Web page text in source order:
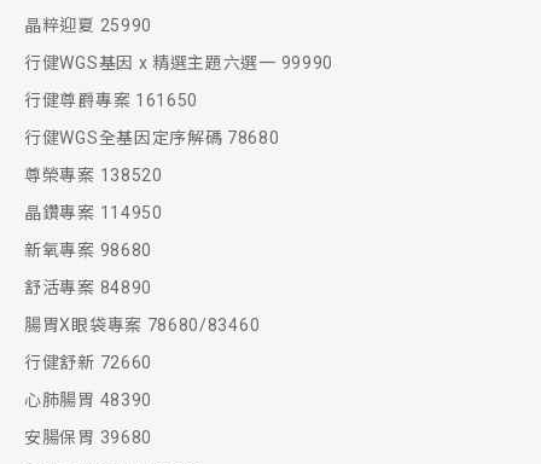
晶粹迎夏 25990
行健WGS基因 x 精選主題六選一 99990
行健尊爵專案 161650
行健WGS全基因定序解碼 78680
尊榮專案 138520
晶鑽專案 114950
新氧專案 98680
舒活專案 84890
腸胃X眼袋專案 78680/83460
行健舒新 72660
心肺腸胃 48390
安腸保胃 39680